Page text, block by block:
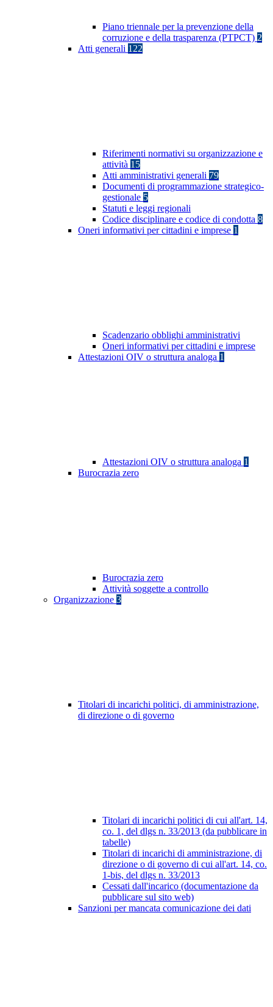
Piano triennale per la prevenzione della
corruzione e della trasparenza (PTPCT) 2
Atti generali 122
Riferimenti normativi su organizzazione e
attività 15
Atti amministrativi generali 79
Documenti di programmazione strategico-
gestionale 5
Statuti e leggi regionali
Codice disciplinare e codice di condotta 8
Oneri informativi per cittadini e imprese 1
Scadenzario obblighi amministrativi
Oneri informativi per cittadini e imprese
Attestazioni OIV o struttura analoga 1
Attestazioni OIV o struttura analoga 1
Burocrazia zero
Burocrazia zero
Attività soggette a controllo
Organizzazione 3
Titolari di incarichi politici, di amministrazione,
di direzione o di governo
Titolari di incarichi politici di cui all'art. 14,
co. 1, del dlgs n. 33/2013 (da pubblicare in
tabelle)
Titolari di incarichi di amministrazione, di
direzione o di governo di cui all'art. 14, co.
1-bis, del dlgs n. 33/2013
Cessati dall'incarico (documentazione da
pubblicare sul sito web)
Sanzioni per mancata comunicazione dei dati